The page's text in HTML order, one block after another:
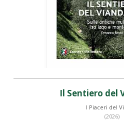
Il Sentiero del
I Piaceri del
(2026)